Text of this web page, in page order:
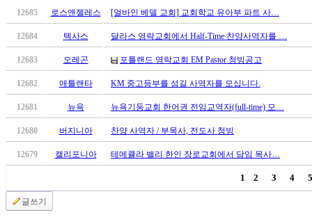
야
우
비
아
탑-
릴
지
입
발
12685 로스앤젤레스 [얼바인 베델 교회] 교회학교 유아부 파트 사…
12684 텍사스 달라스 영락교회에서 Half-Time 찬양사역자를 …
12683 오레곤 포틀랜드 영락교회 EM Pastor 청빙공고
12682 애틀랜타 KM 중고등부를 섬길 사역자를 모십니다.
12681 뉴욕 뉴욕기둥교회 한어권 전임교역자(full-time) 모…
12680 버지니아 찬양 사역자 / 부목사, 전도사 청빙
12679 캘리포니아 테메큘라 밸리 한인 장로교회에서 담임 목사…
1 2 3 4 5
글쓰기